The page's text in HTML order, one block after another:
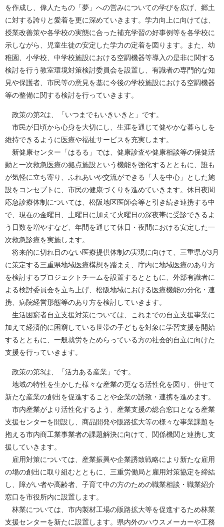
を作成し、偉人たちの「夢」への営みについての学びを広げ、郷土
に対する誇りと愛着を更に深めていきます。学力向上に向けては、
授業改善策や各学校の実態に合った補充学習の好事例等を各学校に
示しながら、児童生徒の安定した学力の定着を図ります。また、幼
稚園、小学校、中学校施設における空調機器等導入の是非に関する
検討を行う教室環境対策検討委員会を設置し、有識者の専門的な知
見や保護者、市民等の意見を基に今後の学校施設における空調機器
等の整備に関する検討を行っていきます。
政策の第2は、「いつまでもいきいきと」です。
市民が日頃から心身を大切にし、生涯を通じて健やかな暮らしを
維持できるように医療や福祉サービスを充実します。
新健康センター「はるる」では、健康診査や健康相談等の保健活
動と一次救急医療の拠点施設という機能を強化するとともに、誰も
が気軽に立ち寄り、ふれあいや交流ができる「人を中心」とした施
設をコンセプトに、市民の健康づくりを進めていきます。休日夜間
応急診療体制については、松阪地区医師会等と引き続き連携する中
で、現在の金曜日、土曜日に加えて火曜日の深夜帯に受診できるよ
う日数を増やすなど、年間を通じて休日・夜間における安定した一
次救急診療を実施します。
将来的に切れ目のない医療提供体制の実現に向けて、三重県が3月
に策定する三重県地域医療構想を踏まえ、庁内に地域医療のあり方
を検討するプロジェクトチームを設置するとともに、外部有識者に
よる検討委員会を立ち上げ、松阪地域における医療機能の分化・連
携、病院経営形態等のあり方を検討していきます。
生活困窮者自立支援対策については、これまでの自立支援事業に
加えて経済的に困窮している世帯の子どもを対象に学習支援を開始
するとともに、一般就労をためらっている方の社会的自立に向けた
支援を行っていきます。
政策の第3は、「活力ある産業」です。
地域の特性を生かした様々な産業の更なる活性化を図り、併せて
新たな産業の創出を促進することや企業の誘致・連携を進めます。
市内産業がより活性化するよう、産業支援の総合窓口となる産業
支援センターを開設し、商品開発や販路拡大等の様々な事業課題を
抱える市内商工業事業者の課題解決に向けて、関係機関と連携し支
援していきます。
雇用対策については、産業振興や企業誘致戦略により新たな雇用
の場の創出に取り組むとともに、三重労働局と雇用対策協定を締結
し、障がい者や高齢者、子育て中の方のための職業相談・職業紹介
窓口を市役所内に設置します。
林業については、市内製材工場の販路拡大等を促進するため林業
支援センターを新たに設置します。県内外のハウスメーカーや工務